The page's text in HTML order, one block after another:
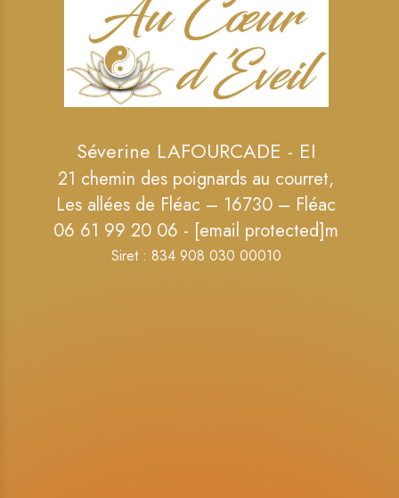
Séverine LAFOURCADE - EI
21 chemin des poignards au courret,
Les allées de Fléac – 16730 – Fléac
06 61 99 20 06 - [email protected]m
Siret : 834 908 030 00010